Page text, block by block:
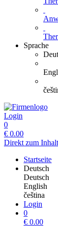
Sprache
Login
0
€ 0.00
Direkt zum Inhalt
Startseite
Deutsch
Deutsch
English
čeština
Login
0
€ 0.00